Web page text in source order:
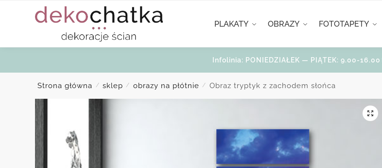
PLAKATY OBRAZY FOTOTAPETY
Infolinia: PONIEDZIAŁEK — PIĄTEK: 9.00-16.00
Strona główna / sklep / obrazy na płótnie / Obraz tryptyk z zachodem słońca